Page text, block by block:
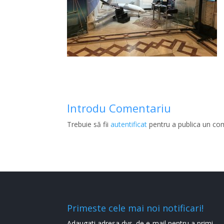
Introdu Comentariu
Trebuie să fiiautentificat pentru a publica un
Primeste cele mai noi notificari!